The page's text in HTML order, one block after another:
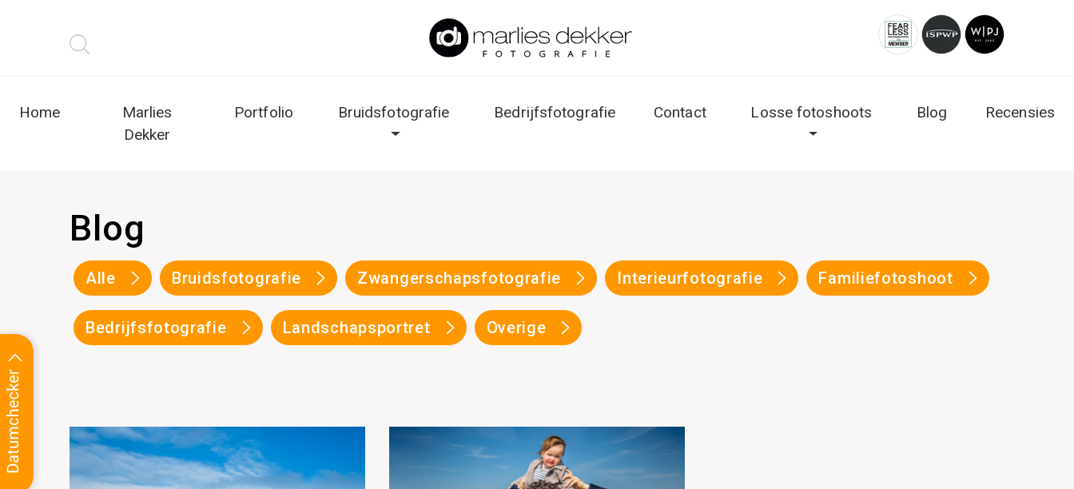
Home
Marlies
Dekker
Portfolio Bruidsfotografie Bedrijfsfotografie Contact Losse fotoshoots Blog Recensies
Blog
Alle Bruidsfotografie Zwangerschapsfotografie Interieurfotografie Familiefotoshoot
Bedrijfsfotografie Landschapsportret Overige